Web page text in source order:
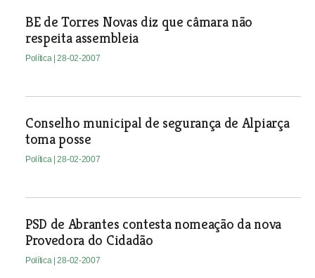
BE de Torres Novas diz que câmara não
respeita assembleia
Política | 28-02-2007
Conselho municipal de segurança de Alpiarça
toma posse
Política | 28-02-2007
PSD de Abrantes contesta nomeação da nova
Provedora do Cidadão
Política | 28-02-2007